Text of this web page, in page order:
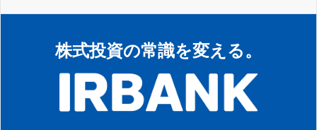
株式投資の常識を変える。